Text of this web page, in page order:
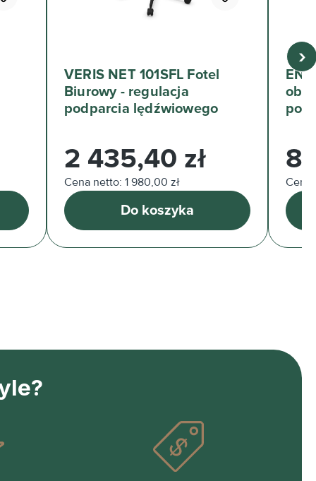
VERIS NET 101SFL Fotel
Biurowy - regulacja
podparcia lędźwiowego
Cena regularna:
2 435,40 zł
Cena netto: 1 980,00 zł
Do koszyka
Cena
›